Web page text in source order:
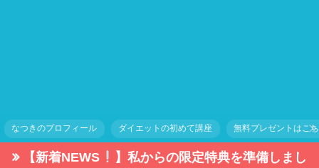
なつきのプロフィール ダイエットの初めて講座 無料プレゼントはこ
【新着NEWS
】私からの限定特典を準備しまし